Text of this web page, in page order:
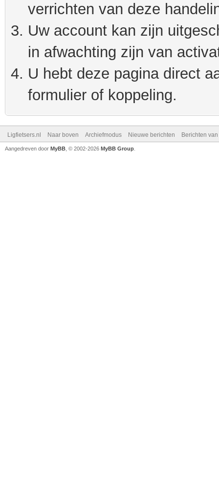
verrichten van deze
Uw account kan zijn
in afwachting zijn van
U hebt deze pagina direct
formulier of koppeling.
Ligfietsers.nl Naar boven Archiefmodus Nieuwe berichten Berichten
Aangedreven door MyBB , © 2002-2026 MyBB Group